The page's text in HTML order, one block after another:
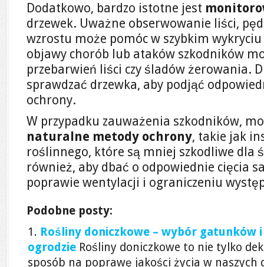
Dodatkowo, bardzo istotne jest
drzewek. Uważne obserwowanie liści,
wzrostu może pomóc w szybkim
objawy chorób lub ataków szkodników
przebarwień liści czy śladów żerowania.
sprawdzać drzewka, aby podjąć
ochrony.
W przypadku zauważenia szkodników,
naturalne metody ochrony, takie jak
roślinnego, które są mniej szkodliwe dla
również, aby dbać o odpowiednie cięcia
poprawie wentylacji i ograniczeniu
Podobne posty:
Rośliny doniczkowe – wybór gatunków
ogrodzie Rośliny doniczkowe to nie tylko
sposób na poprawę jakości życia w naszych